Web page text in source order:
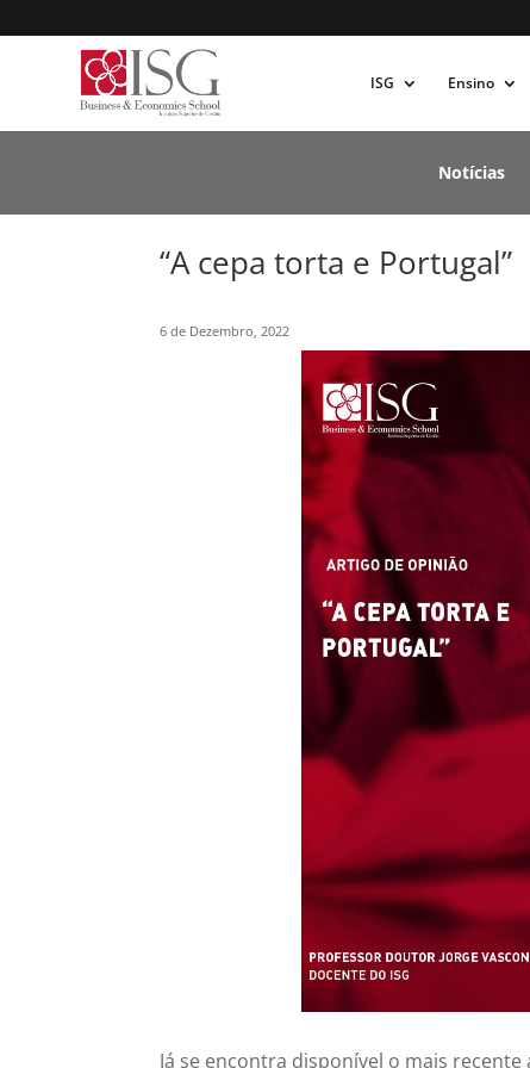
ISG Ensino
Notícias
“A cepa torta e Portugal”
6 de Dezembro, 2022
Já se encontra disponível o mais